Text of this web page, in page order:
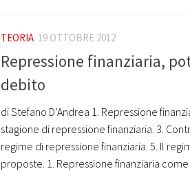
TEORIA 19 OTTOBRE 2012
Repressione finanziaria,
debito
di Stefano D’Andrea 1. Repressione
stagione di repressione finanziaria. 3.
regime di repressione finanziaria. 5. Il
proposte. 1. Repressione finanziaria